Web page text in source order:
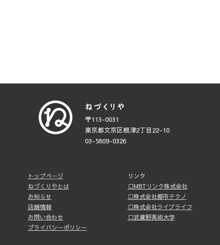
〒113-0031
東京都文京区根津2丁目22-10
03-5809-0326
トップページ
ねづくりやとは
お知らせ
店舗情報
お問い合わせ
プライバシーポリシー
リンク
□MBTリンク株式会社
□株式会社都市テクノ
□株式会社ライブライフ
□武蔵野美術大学